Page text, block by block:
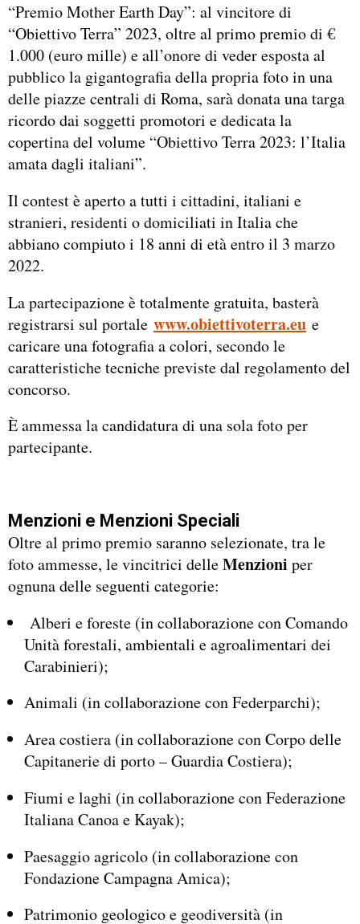
“Premio Mother Earth Day”: al vincitore di
“Obiettivo Terra” 2023, oltre al primo premio di €
1.000 (euro mille) e all’onore di veder esposta al
pubblico la gigantografia della propria foto in una
delle piazze centrali di Roma, sarà donata una targa
ricordo dai soggetti promotori e dedicata la
copertina del volume “Obiettivo Terra 2023: l’Italia
amata dagli italiani”.
Il contest è aperto a tutti i cittadini, italiani e
stranieri, residenti o domiciliati in Italia che
abbiano compiuto i 18 anni di età entro il 3 marzo
2022.
La partecipazione è totalmente gratuita, basterà
registrarsi sul portale www.obiettivoterra.eu e
caricare una fotografia a colori, secondo le
caratteristiche tecniche previste dal regolamento del
concorso.
È ammessa la candidatura di una sola foto per
partecipante.
Menzioni e Menzioni Speciali
Oltre al primo premio saranno selezionate, tra le
foto ammesse, le vincitrici delleMenzioni per
ognuna delle seguenti categorie:
Alberi e foreste (in collaborazione con Comando
Unità forestali, ambientali e agroalimentari dei
Carabinieri);
Animali (in collaborazione con Federparchi);
Area costiera (in collaborazione con Corpo delle
Capitanerie di porto – Guardia Costiera);
Fiumi e laghi (in collaborazione con Federazione
Italiana Canoa e Kayak);
Paesaggio agricolo (in collaborazione con
Fondazione Campagna Amica);
Patrimonio geologico e geodiversità (in